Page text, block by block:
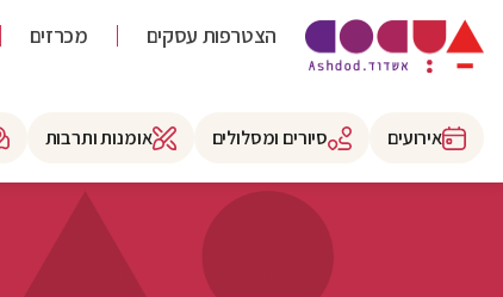
הצטרפות עסקים מכרזים
אירועים סיורים ומסלולים אומנות ותרבות